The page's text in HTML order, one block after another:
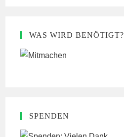
WAS WIRD BENÖTIGT?
SPENDEN